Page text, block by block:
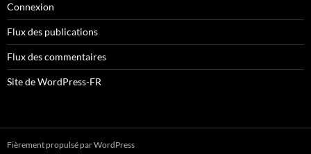
Connexion
Flux des publications
Flux des commentaires
Site de WordPress-FR
Fièrement propulsé par WordPress